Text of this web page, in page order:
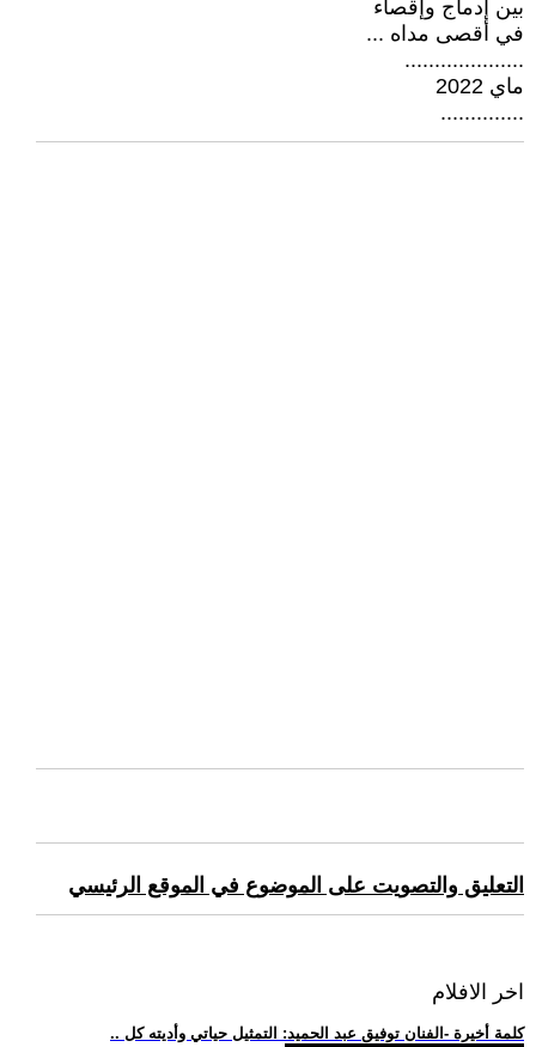
بين إدماج وإقصاء
في أقصى مداه ...
....................
ماي 2022
..............
التعليق والتصويت على الموضوع في الموقع الرئيسي
اخر الافلام
.. كلمة أخيرة -الفنان توفيق عبد الحميد: التمثيل حياتي وأديته كل